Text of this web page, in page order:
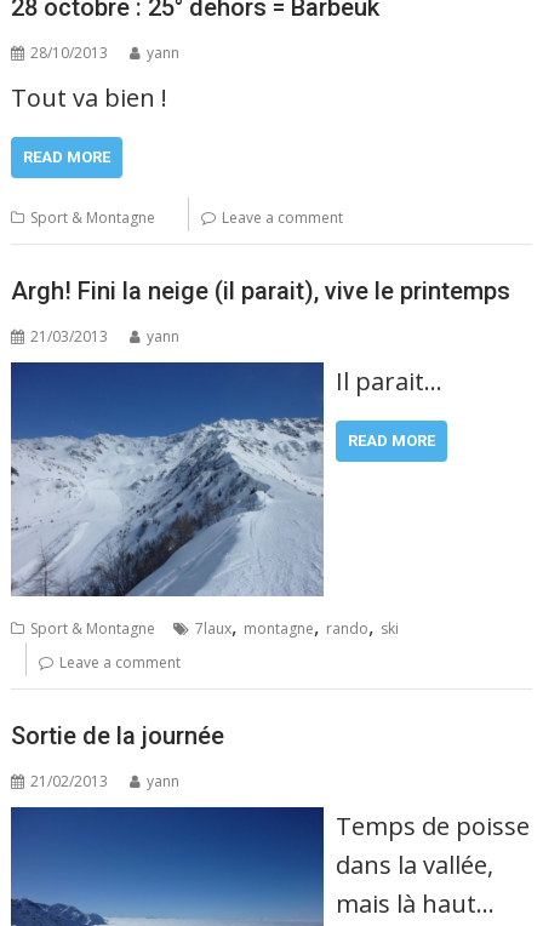
28 octobre : 25° dehors = Barbeuk
28/10/2013 yann
Tout va bien !
READ MORE
Sport & Montagne Leave a comment
Argh! Fini la neige (il parait), vive le printemps
21/03/2013 yann
Il parait…
READ MORE
Sport & Montagne 7laux, montagne, rando, ski
Leave a comment
Sortie de la journée
21/02/2013 yann
Temps de poisse
dans la vallée,
mais là haut…